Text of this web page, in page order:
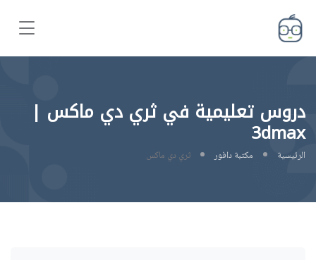
دروس تعليمية في ثري دي ماكس |
3dmax
الرئيسية مكتبة دافور ثري دي ماكس